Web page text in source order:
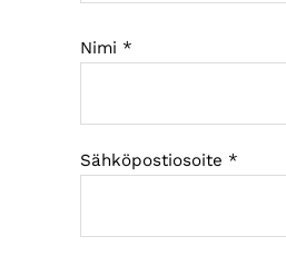
Nimi *
Sähköpostiosoite *